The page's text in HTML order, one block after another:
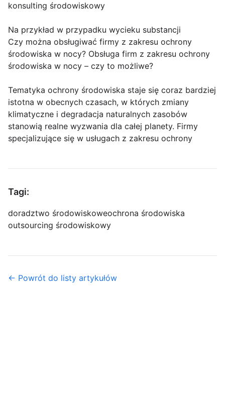
konsulting środowiskowy
Na przykład w przypadku wycieku substancji
Czy można obsługiwać firmy z zakresu ochrony
środowiska w nocy? Obsługa firm z zakresu ochrony
środowiska w nocy – czy to możliwe?
Tematyka ochrony środowiska staje się coraz bardziej
istotna w obecnych czasach, w których zmiany
klimatyczne i degradacja naturalnych zasobów
stanowią realne wyzwania dla całej planety. Firmy
specjalizujące się w usługach z zakresu ochrony
Tagi:
doradztwo środowiskoweochrona środowiska
outsourcing środowiskowy
← Powrót do listy artykułów